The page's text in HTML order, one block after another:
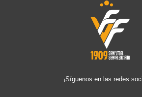
¡Síguenos en las redes